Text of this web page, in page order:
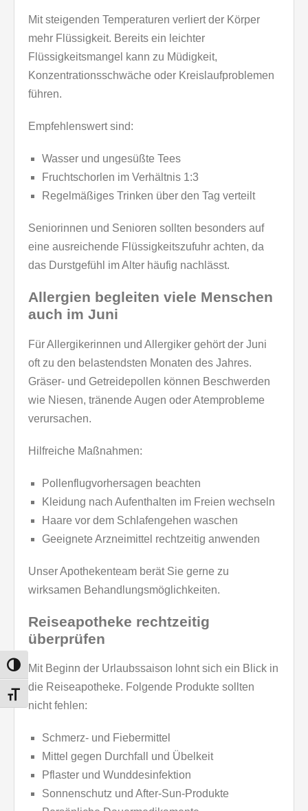
UMSCHALTEN AUF HOHE KONTRASTE
SCHRIFT VERGRÖSSERN
Mit steigenden Temperaturen verliert der Körper
mehr Flüssigkeit. Bereits ein leichter
Flüssigkeitsmangel kann zu Müdigkeit,
Konzentrationsschwäche oder Kreislaufproblemen
führen.
Empfehlenswert sind:
Wasser und ungesüßte Tees
Fruchtschorlen im Verhältnis 1:3
Regelmäßiges Trinken über den Tag verteilt
Seniorinnen und Senioren sollten besonders auf
eine ausreichende Flüssigkeitszufuhr achten, da
das Durstgefühl im Alter häufig nachlässt.
Allergien begleiten viele Menschen
auch im Juni
Für Allergikerinnen und Allergiker gehört der Juni
oft zu den belastendsten Monaten des Jahres.
Gräser- und Getreidepollen können Beschwerden
wie Niesen, tränende Augen oder Atemprobleme
verursachen.
Hilfreiche Maßnahmen:
Pollenflugvorhersagen beachten
Kleidung nach Aufenthalten im Freien wechseln
Haare vor dem Schlafengehen waschen
Geeignete Arzneimittel rechtzeitig anwenden
Unser Apothekenteam berät Sie gerne zu
wirksamen Behandlungsmöglichkeiten.
Reiseapotheke rechtzeitig
überprüfen
Mit Beginn der Urlaubssaison lohnt sich ein Blick in
die Reiseapotheke. Folgende Produkte sollten
nicht fehlen:
Schmerz- und Fiebermittel
Mittel gegen Durchfall und Übelkeit
Pflaster und Wunddesinfektion
Sonnenschutz und After-Sun-Produkte